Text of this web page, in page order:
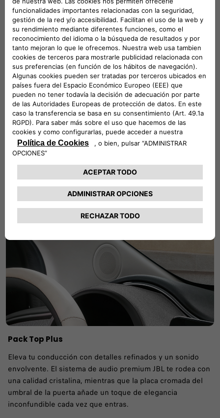
Techo de cristal
Deja que el mundo entre a través del techo de cristal,
inundando tu Fiat 500e de luz natural y un toque de estilo
en cada viaje.
Pack Top Plus
Eleva tu conducción con detalles refinados y un sonido
envolvente. El sistema de audio premium JBL te rodea con
una calidad cristalina, mientras que la placa cromada del
umbral de la puerta añade un toque de elegancia
inconfundible cada vez que entras.